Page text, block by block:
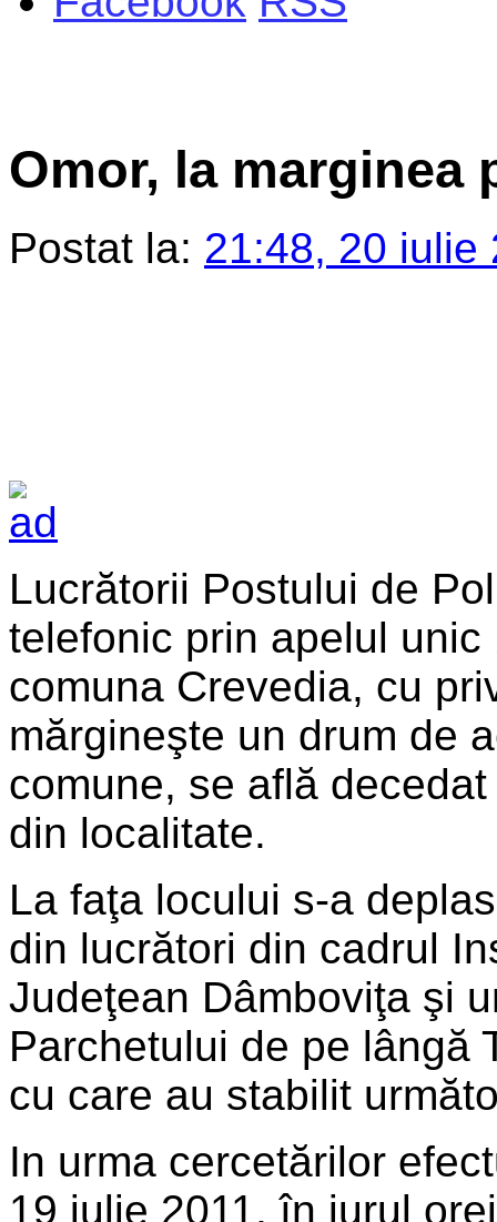
Omor, la
Postat la: 21:48, 20 iulie
Lucrătorii Postului de
telefonic prin apelul
comuna Crevedia, cu
mărgineşte un drum de
comune, se află
din localitate.
La faţa locului s-a
din lucrători din cadrul
Judeţean Dâmboviţa şi
Parchetului de pe lângă
cu care au stabilit
In urma cercetărilor
19 iulie 2011, în jurul